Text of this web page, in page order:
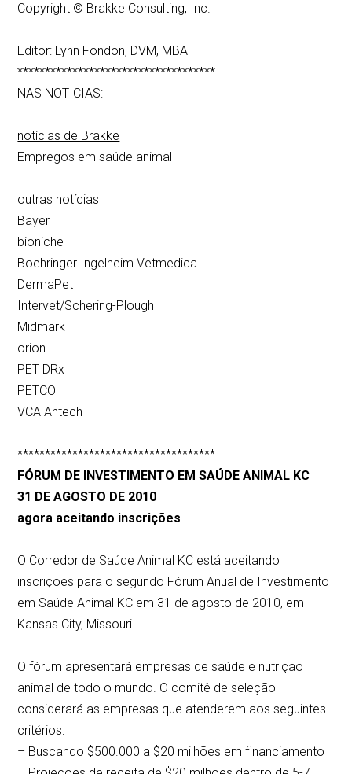
Copyright © Brakke Consulting, Inc.
Editor: Lynn Fondon, DVM, MBA
************************************
NAS NOTICIAS:
notícias de Brakke
Empregos em saúde animal
outras notícias
Bayer
bioniche
Boehringer Ingelheim Vetmedica
DermaPet
Intervet/Schering-Plough
Midmark
orion
PET DRx
PETCO
VCA Antech
************************************
FÓRUM DE INVESTIMENTO EM SAÚDE ANIMAL KC
31 DE AGOSTO DE 2010
agora aceitando inscrições
O Corredor de Saúde Animal KC está aceitando
inscrições para o segundo Fórum Anual de Investimento
em Saúde Animal KC em 31 de agosto de 2010, em
Kansas City, Missouri.
O fórum apresentará empresas de saúde e nutrição
animal de todo o mundo. O comitê de seleção
considerará as empresas que atenderem aos seguintes
critérios:
– Buscando $500.000 a $20 milhões em financiamento